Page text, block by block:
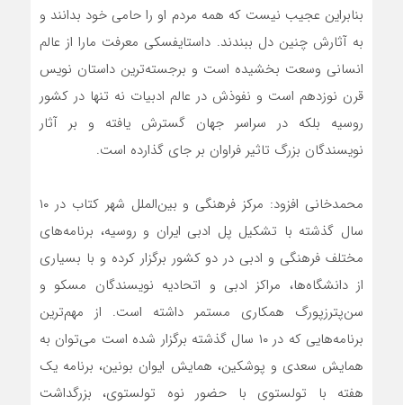
بنابراین عجیب نیست که همه مردم او را حامی خود بدانند و
به آثارش چنین دل ببندند. داستایفسکی معرفت مارا از عالم
انسانی وسعت بخشیده است و برجسته‌ترین داستان نویس
قرن نوزدهم است و نفوذش در عالم ادبیات نه تنها در کشور
روسیه بلکه در سراسر جهان گسترش یافته و بر آثار
نویسندگان بزرگ تاثیر فراوان بر جای گذارده است.
محمدخانی افزود: مرکز فرهنگی و بین‌الملل شهر کتاب در ۱۰
سال گذشته با تشکیل پل ادبی ایران و روسیه، برنامه‌های
مختلف فرهنگی و ادبی در دو کشور برگزار کرده و با بسیاری
از دانشگاه‌ها، مراکز ادبی و اتحادیه‌ نویسندگان مسکو و
سن‌پترزپورگ همکاری مستمر داشته است. از مهم‌ترین
برنامه‌هایی که در ۱۰ سال گذشته برگزار شده است می‌توان به
همایش سعدی و پوشکین، همایش ایوان بونین، برنامه‌ یک
هفته با تولستوی با حضور نوه تولستوی، بزرگداشت